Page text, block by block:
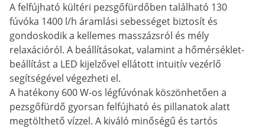
A felfújható kültéri pezsgőfürdőben található 130
fúvóka 1400 l/h áramlási sebességet biztosít és
gondoskodik a kellemes masszázsról és mély
relaxációról. A beállításokat, valamint a hőmérséklet-
beállítást a LED kijelzővel ellátott intuitív vezérlő
segítségével végezheti el.
A hatékony 600 W-os légfúvónak köszönhetően a
pezsgőfürdő gyorsan felfújható és pillanatok alatt
megtölthető vízzel. A kiváló minőségű és tartós